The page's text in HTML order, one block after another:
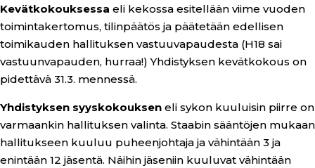
Kevätkokouksessa eli kekossa esitellään viime vuoden
toimintakertomus, tilinpäätös ja päätetään edellisen
toimikauden hallituksen vastuuvapaudesta (H18 sai
vastuunvapauden, hurraa!) Yhdistyksen kevätkokous on
pidettävä 31.3. mennessä.
Yhdistyksen syyskokouksen eli sykon kuuluisin piirre on
varmaankin hallituksen valinta. Staabin sääntöjen mukaan
hallitukseen kuuluu puheenjohtaja ja vähintään 3 ja
enintään 12 jäsentä. Näihin jäseniin kuuluvat vähintään